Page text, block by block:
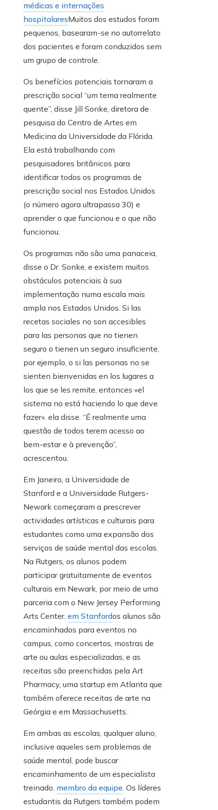
médicas e internações
hospitalaresMuitos dos estudos foram
pequenos, basearam-se no autorrelato
dos pacientes e foram conduzidos sem
um grupo de controle.
Os benefícios potenciais tornaram a
prescrição social “um tema realmente
quente”, disse Jill Sonke, diretora de
pesquisa do Centro de Artes em
Medicina da Universidade da Flórida.
Ela está trabalhando com
pesquisadores britânicos para
identificar todos os programas de
prescrição social nos Estados Unidos
(o número agora ultrapassa 30) e
aprender o que funcionou e o que não
funcionou.
Os programas não são uma panaceia,
disse o Dr. Sonke, e existem muitos
obstáculos potenciais à sua
implementação numa escala mais
ampla nos Estados Unidos. Si las
recetas sociales no son accesibles
para las personas que no tienen
seguro o tienen un seguro insuficiente,
por ejemplo, o si las personas no se
sienten bienvenidas en los lugares a
los que se les remite, entonces «el
sistema no está haciendo lo que deve
fazer». ela disse. “É realmente uma
questão de todos terem acesso ao
bem-estar e à prevenção”,
acrescentou.
Em Janeiro, a Universidade de
Stanford e a Universidade Rutgers-
Newark começaram a prescrever
actividades artísticas e culturais para
estudantes como uma expansão dos
serviços de saúde mental das escolas.
Na Rutgers, os alunos podem
participar gratuitamente de eventos
culturais em Newark, por meio de uma
parceria com o New Jersey Performing
Arts Center. em Stanfordos alunos são
encaminhados para eventos no
campus, como concertos, mostras de
arte ou aulas especializadas, e as
receitas são preenchidas pela Art
Pharmacy, uma startup em Atlanta que
também oferece receitas de arte na
Geórgia e em Massachusetts.
Em ambas as escolas, qualquer aluno,
inclusive aqueles sem problemas de
saúde mental, pode buscar
encaminhamento de um especialista
treinado. membro da equipe. Os líderes
estudantis da Rutgers também podem